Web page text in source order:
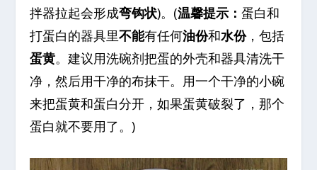
拌器拉起会形成弯钩状)。(温馨提示：蛋白和
打蛋白的器具里不能有任何油份和水份，包括
蛋黄。建议用洗碗剂把蛋的外壳和器具清洗干
净，然后用干净的布抹干。用一个干净的小碗
来把蛋黄和蛋白分开，如果蛋黄破裂了，那个
蛋白就不要用了。)